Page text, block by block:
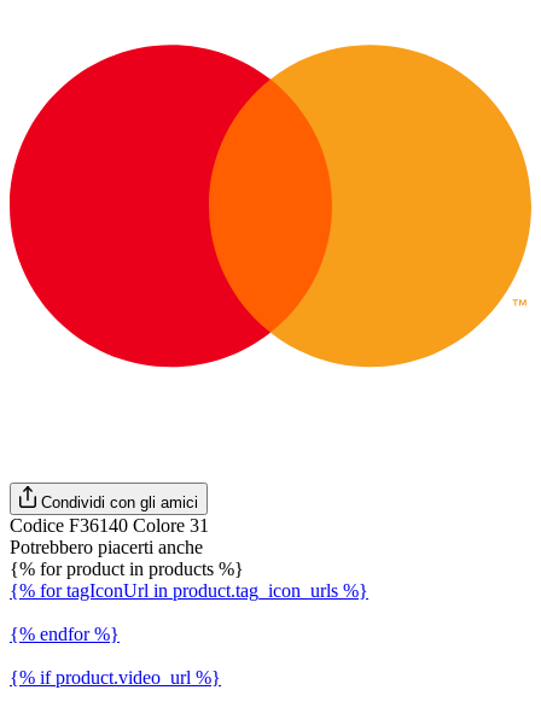
Condividi con gli amici
Codice F36140 Colore 31
Potrebbero piacerti anche
{% for product in products %}
{% for tagIconUrl in product.tag_icon_urls %}
{% endfor %}
{% if product.video_url %}